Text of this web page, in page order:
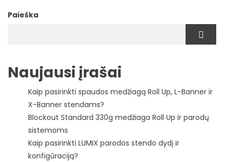
Paieška
Naujausi įrašai
Kaip pasirinkti spaudos medžiagą Roll Up, L-Banner ir
X-Banner stendams?
Blockout Standard 330g medžiaga Roll Up ir parodų
sistemoms
Kaip pasirinkti LUMIX parodos stendo dydį ir
konfigūraciją?